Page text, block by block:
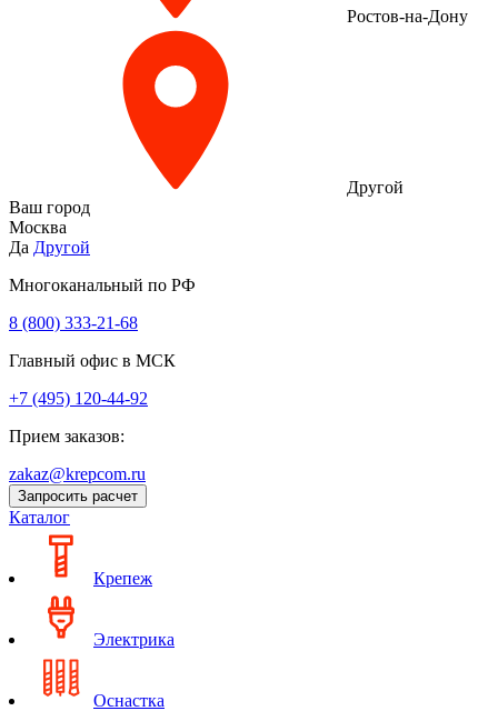
Ростов-на-Дону
Другой
Ваш город
Москва
Да Другой
Многоканальный по РФ
8 (800) 333‑21-68
Главный офис в МСК
+7 (495) 120-44-92
Прием заказов:
zakaz@krepcom.ru
Запросить расчет
Каталог
Крепеж
Электрика
Оснастка